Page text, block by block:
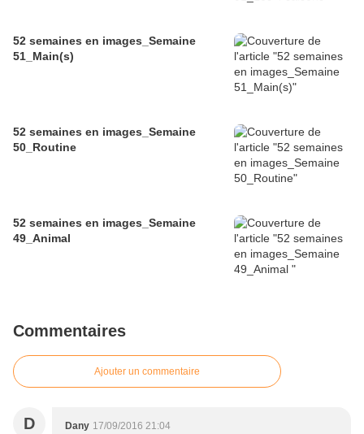
52 semaines en images_Semaine
51_Main(s)
52 semaines en images_Semaine
50_Routine
52 semaines en images_Semaine
49_Animal
Commentaires
Ajouter un commentaire
D Dany 17/09/2016 21:04